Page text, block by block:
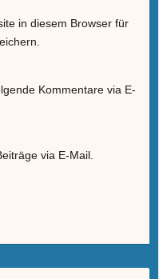
in diesem Browser für
Kommentare via E-
via E-Mail.